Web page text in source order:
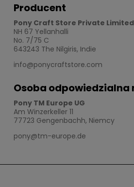
Producent
Pony Craft Store Private Limited
NH 67 Yellanhalli
No. 7/75 C
643243 The Nilgiris, Indie
info@ponycraftstore.com
Osoba odpowiedzialna
Pony TM Europe UG
Am Winzerkeller 11
77723 Gengenbachh, Niemcy
pony@tm-europe.de